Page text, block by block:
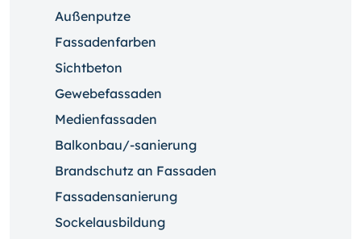
Außenputze
Fassadenfarben
Sichtbeton
Gewebefassaden
Medienfassaden
Balkonbau/-sanierung
Brandschutz an Fassaden
Fassadensanierung
Sockelausbildung